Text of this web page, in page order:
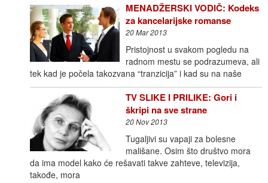
MENADŽERSKI VODIČ: Kodeks
za kancelarijske romanse
20 Mar 2013
Pristojnost u svakom pogledu na
radnom mestu se podrazumeva, ali
tek kad je počela takozvana “tranzicija” i kad su na naše
TV SLIKE I PRILIKE: Gori i
škripi na sve strane
20 Nov 2013
Tugaljivi su vapaji za bolesne
mališane. Osim što društvo mora
da ima model kako će rešavati takve zahteve, televizija,
takođe, mora